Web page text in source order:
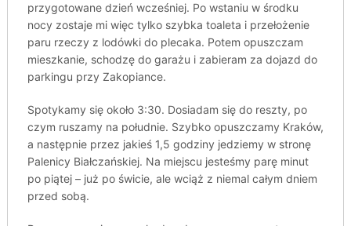
przygotowane dzień wcześniej. Po wstaniu w środku
nocy zostaje mi więc tylko szybka toaleta i przełożenie
paru rzeczy z lodówki do plecaka. Potem opuszczam
mieszkanie, schodzę do garażu i zabieram za dojazd do
parkingu przy Zakopiance.
Spotykamy się około 3:30. Dosiadam się do reszty, po
czym ruszamy na południe. Szybko opuszczamy Kraków,
a następnie przez jakieś 1,5 godziny jedziemy w stronę
Palenicy Białczańskiej. Na miejscu jesteśmy parę minut
po piątej – już po świcie, ale wciąż z niemal całym dniem
przed sobą.